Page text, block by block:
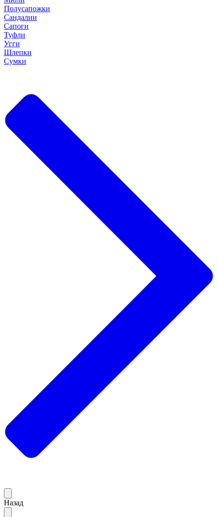
Полусапожки
Сандалии
Сапоги
Туфли
Угги
Шлепки
Сумки
Назад